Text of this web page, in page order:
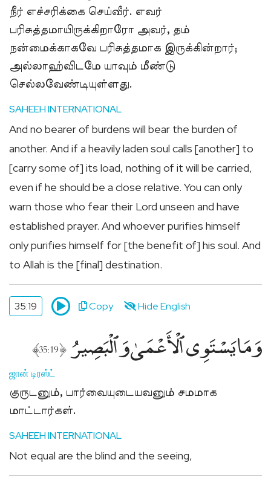
நீர் எச்சரிக்கை செய்வீர். எவர்
பரிசுத்தமாயிருக்கிறாரோ அவர், தம்
நன்மைக்காகவே பரிசுத்தமாக இருக்கின்றார்;
அல்லாஹ்விடமே யாவும் மீண்டு
செல்லவேண்டியுள்ளது.
SAHEEH INTERNATIONAL
And no bearer of burdens will bear the burden of
another. And if a heavily laden soul calls [another] to
[carry some of] its load, nothing of it will be carried,
even if he should be a close relative. You can only
warn those who fear their Lord unseen and have
established prayer. And whoever purifies himself
only purifies himself for [the benefit of] his soul. And
to Allah is the [final] destination.
35:19 Copy Hide English
وَمَا يَسْتَوِى ٱلْأَعْمَىٰ وَٱلْبَصِيرُ﴿35:19﴾
ஜான் டிரஸ்ட்
குருடனும், பார்வையுடையவனும் சமமாக
மாட்டார்கள்.
SAHEEH INTERNATIONAL
Not equal are the blind and the seeing,